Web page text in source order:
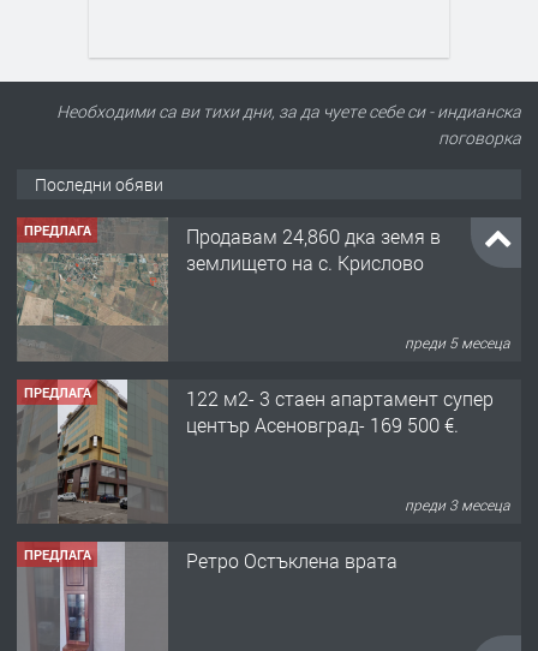
Необходими са ви тихи дни, за да чуете себе си - индианска
поговорка
Последни обяви
ПРЕДЛАГА
Продавам 24,860 дка земя в
землището на с. Крислово
преди 5 месеца
ПРЕДЛАГА
122 м2- 3 стаен апартамент супер
център Асеновград- 169 500 €.
преди 3 месеца
ПРЕДЛАГА Ретро Остъклена врата